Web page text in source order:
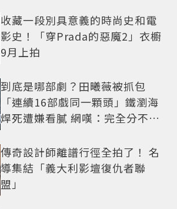
收藏一段別具意義的時尚史和電
影史！「穿Prada的惡魔2」衣櫥
9月上拍
到底是哪部劇？田曦薇被抓包
「連續16部戲同一顆頭」鐵瀏海
焊死遭嫌看膩 網嘆：完全分不出
傳奇設計師離譜行徑全拍了！ 名
導集結「義大利影壇復仇者聯
盟」